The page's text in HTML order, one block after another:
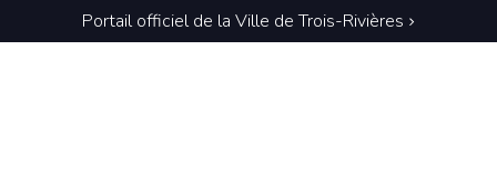
Portail officiel de la Ville de Trois-Rivières